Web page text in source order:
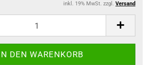
inkl. 19% MwSt. zzgl. Versand